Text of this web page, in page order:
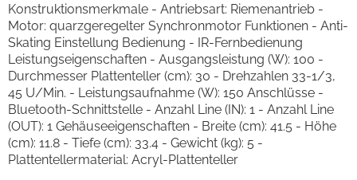
Konstruktionsmerkmale - Antriebsart: Riemenantrieb -
Motor: quarzgeregelter Synchronmotor Funktionen - Anti-
Skating Einstellung Bedienung - IR-Fernbedienung
Leistungseigenschaften - Ausgangsleistung (W): 100 -
Durchmesser Plattenteller (cm): 30 - Drehzahlen 33-1/3,
45 U/Min. - Leistungsaufnahme (W): 150 Anschlüsse -
Bluetooth-Schnittstelle - Anzahl Line (IN): 1 - Anzahl Line
(OUT): 1 Gehäuseeigenschaften - Breite (cm): 41.5 - Höhe
(cm): 11.8 - Tiefe (cm): 33.4 - Gewicht (kg): 5 -
Plattentellermaterial: Acryl-Plattenteller